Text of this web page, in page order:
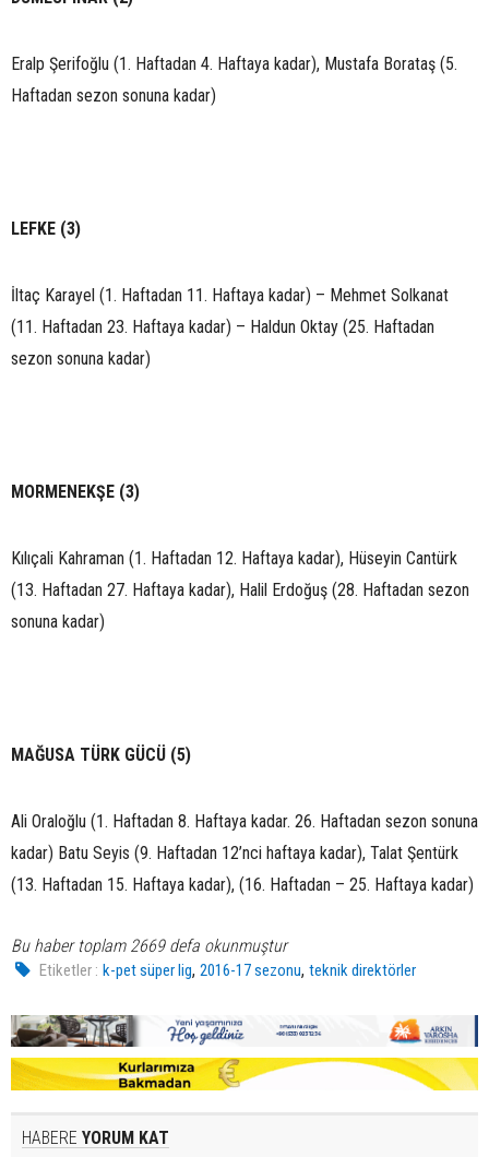
Eralp Şerifoğlu (1. Haftadan 4. Haftaya kadar), Mustafa Borataş (5.
Haftadan sezon sonuna kadar)
LEFKE (3)
İltaç Karayel (1. Haftadan 11. Haftaya kadar) – Mehmet Solkanat
(11. Haftadan 23. Haftaya kadar) – Haldun Oktay (25. Haftadan
sezon sonuna kadar)
MORMENEKŞE (3)
Kılıçali Kahraman (1. Haftadan 12. Haftaya kadar), Hüseyin Cantürk
(13. Haftadan 27. Haftaya kadar), Halil Erdoğuş (28. Haftadan sezon
sonuna kadar)
MAĞUSA TÜRK GÜCÜ (5)
Ali Oraloğlu (1. Haftadan 8. Haftaya kadar. 26. Haftadan sezon sonuna
kadar) Batu Seyis (9. Haftadan 12’nci haftaya kadar), Talat Şentürk
(13. Haftadan 15. Haftaya kadar), (16. Haftadan – 25. Haftaya kadar)
Bu haber toplam 2669 defa okunmuştur
Etiketler : k-pet süper lig,2016-17 sezonu,teknik direktörler
HABERE YORUM KAT